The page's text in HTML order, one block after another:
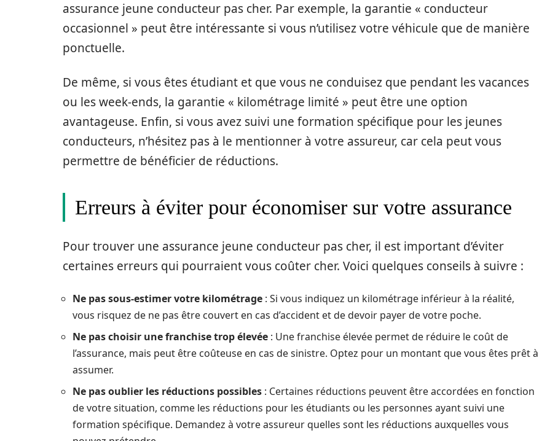
assurance jeune conducteur pas cher. Par exemple, la garantie « conducteur
occasionnel » peut être intéressante si vous n’utilisez votre véhicule que de manière
ponctuelle.
De même, si vous êtes étudiant et que vous ne conduisez que pendant les vacances
ou les week-ends, la garantie « kilométrage limité » peut être une option
avantageuse. Enfin, si vous avez suivi une formation spécifique pour les jeunes
conducteurs, n’hésitez pas à le mentionner à votre assureur, car cela peut vous
permettre de bénéficier de réductions.
Erreurs à éviter pour économiser sur votre assurance
Pour trouver une assurance jeune conducteur pas cher, il est important d’éviter
certaines erreurs qui pourraient vous coûter cher. Voici quelques conseils à suivre :
Ne pas sous-estimer votre kilométrage : Si vous indiquez un kilométrage inférieur à la réalité,
vous risquez de ne pas être couvert en cas d’accident et de devoir payer de votre poche.
Ne pas choisir une franchise trop élevée : Une franchise élevée permet de réduire le coût de
l’assurance, mais peut être coûteuse en cas de sinistre. Optez pour un montant que vous êtes prêt à
assumer.
Ne pas oublier les réductions possibles : Certaines réductions peuvent être accordées en fonction
de votre situation, comme les réductions pour les étudiants ou les personnes ayant suivi une
formation spécifique. Demandez à votre assureur quelles sont les réductions auxquelles vous